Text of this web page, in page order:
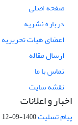
صفحه اصلی
درباره نشریه
اعضای هیات تحریریه
ارسال مقاله
تماس با ما
نقشه سایت
اخبار و اعلانات
پیام تسلیت1400-09-12